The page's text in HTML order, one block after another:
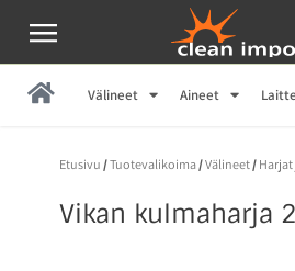
Välineet Aineet
Etusivu /Tuotevalikoima/Välineet/
Vikan kulmaharja